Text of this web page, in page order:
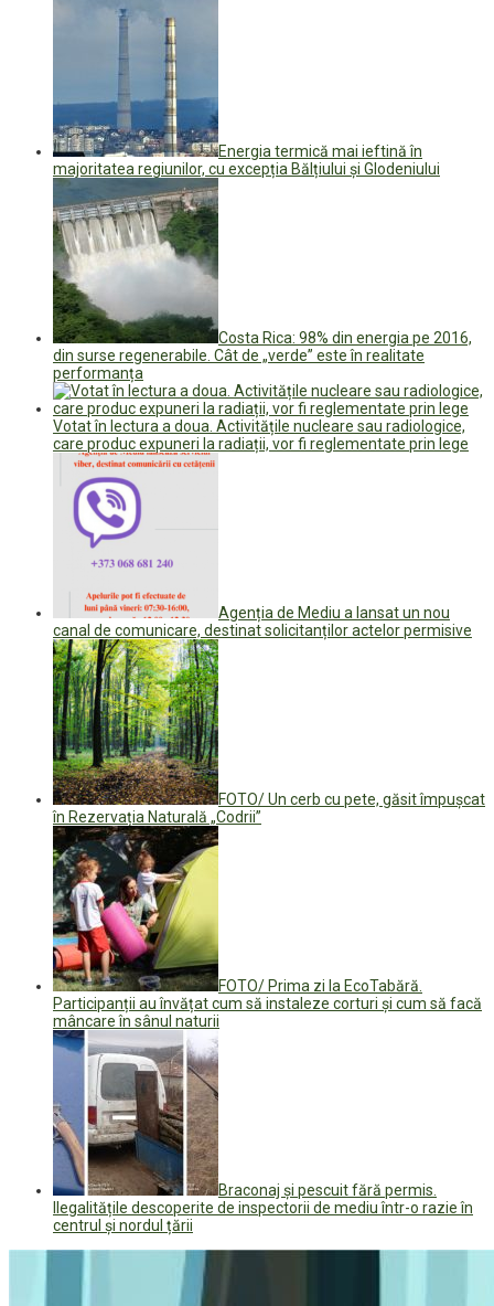
Energia termică mai ieftină în
majoritatea regiunilor, cu excepția Bălțiului și Glodeniului
Costa Rica: 98% din energia pe 2016,
din surse regenerabile. Cât de „verde” este în realitate
performanța
Votat în lectura a doua. Activitățile nucleare sau radiologice,
care produc expuneri la radiații, vor fi reglementate prin lege
Agenția de Mediu a lansat un nou
canal de comunicare, destinat solicitanților actelor permisive
FOTO/ Un cerb cu pete, găsit împușcat
în Rezervația Naturală „Codrii”
FOTO/ Prima zi la EcoTabără.
Participanții au învățat cum să instaleze corturi și cum să facă
mâncare în sânul naturii
Braconaj și pescuit fără permis.
Ilegalitățile descoperite de inspectorii de mediu într-o razie în
centrul și nordul țării